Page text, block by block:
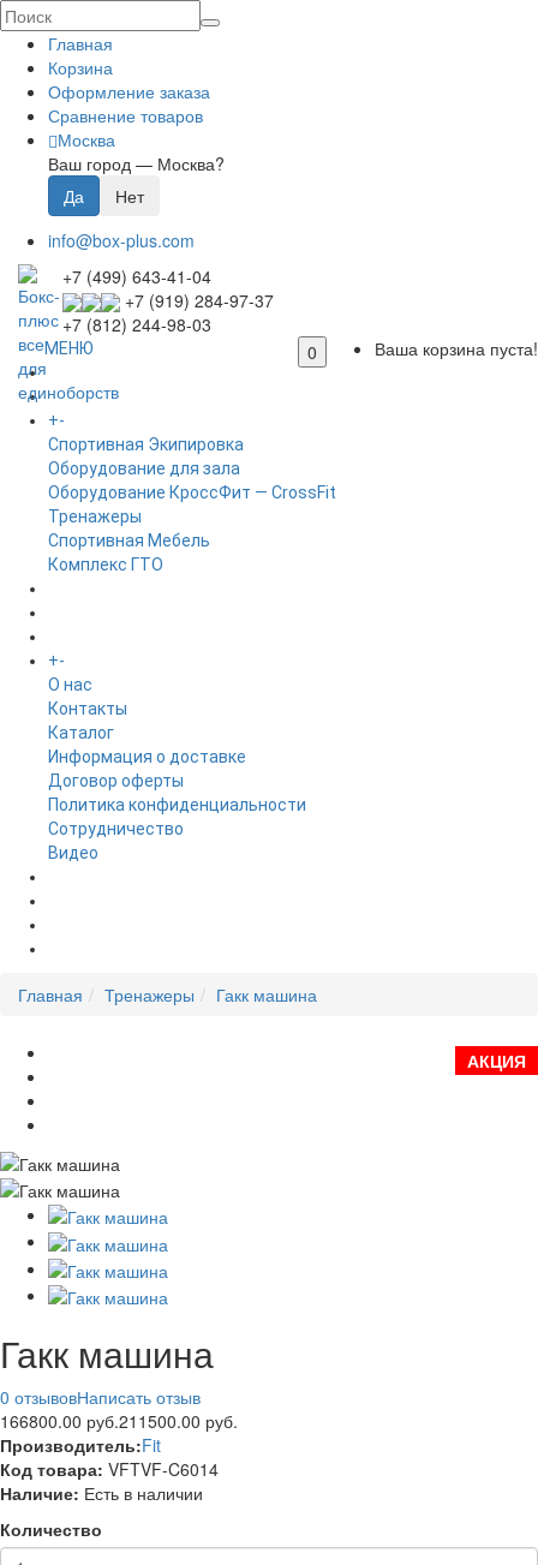
Главная
Корзина
Оформление заказа
Сравнение товаров
Москва
Ваш город — Москва?
info@box-plus.com
+7 (499) 643-41-04
+7 (919) 284-97-37
+7 (812) 244-98-03
0
Ваша корзина пуста!
МЕНЮ
+-
Спортивная Экипировка
Оборудование для зала
Оборудование КроссФит — CrossFit
Тренажеры
Спортивная Мебель
Комплекс ГТО
+-
O нас
Контакты
Каталог
Информация о доставке
Договор оферты
Политика конфиденциальности
Сотрудничество
Видео
Главная Тренажеры Гакк машина
АКЦИЯ
Гакк машина
0 отзывовНаписать отзыв
166800.00 руб.211500.00 руб.
Производитель:Fit
Код товара: VFTVF-C6014
Наличие: Есть в наличии
Количество